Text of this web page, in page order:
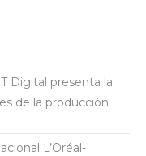
Digital presenta la
de la producción
L’Oréal-